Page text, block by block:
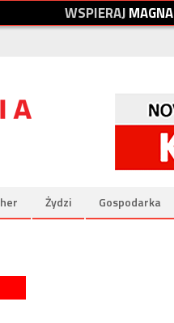
WSPIERAJMAGNA
Żydzi Gospodarka